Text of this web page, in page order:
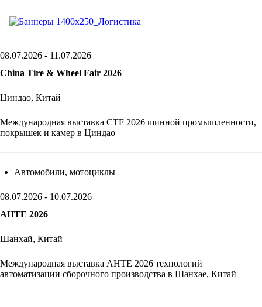
08.07.2026 - 11.07.2026
China Tire & Wheel Fair 2026
Циндао, Китай
Международная выставка CTF 2026 шинной промышленности,
покрышек и камер в Циндао
Автомобили, мотоциклы
08.07.2026 - 10.07.2026
AHTE 2026
Шанхай, Китай
Международная выставка AHTE 2026 технологий
автоматизации сборочного производства в Шанхае, Китай